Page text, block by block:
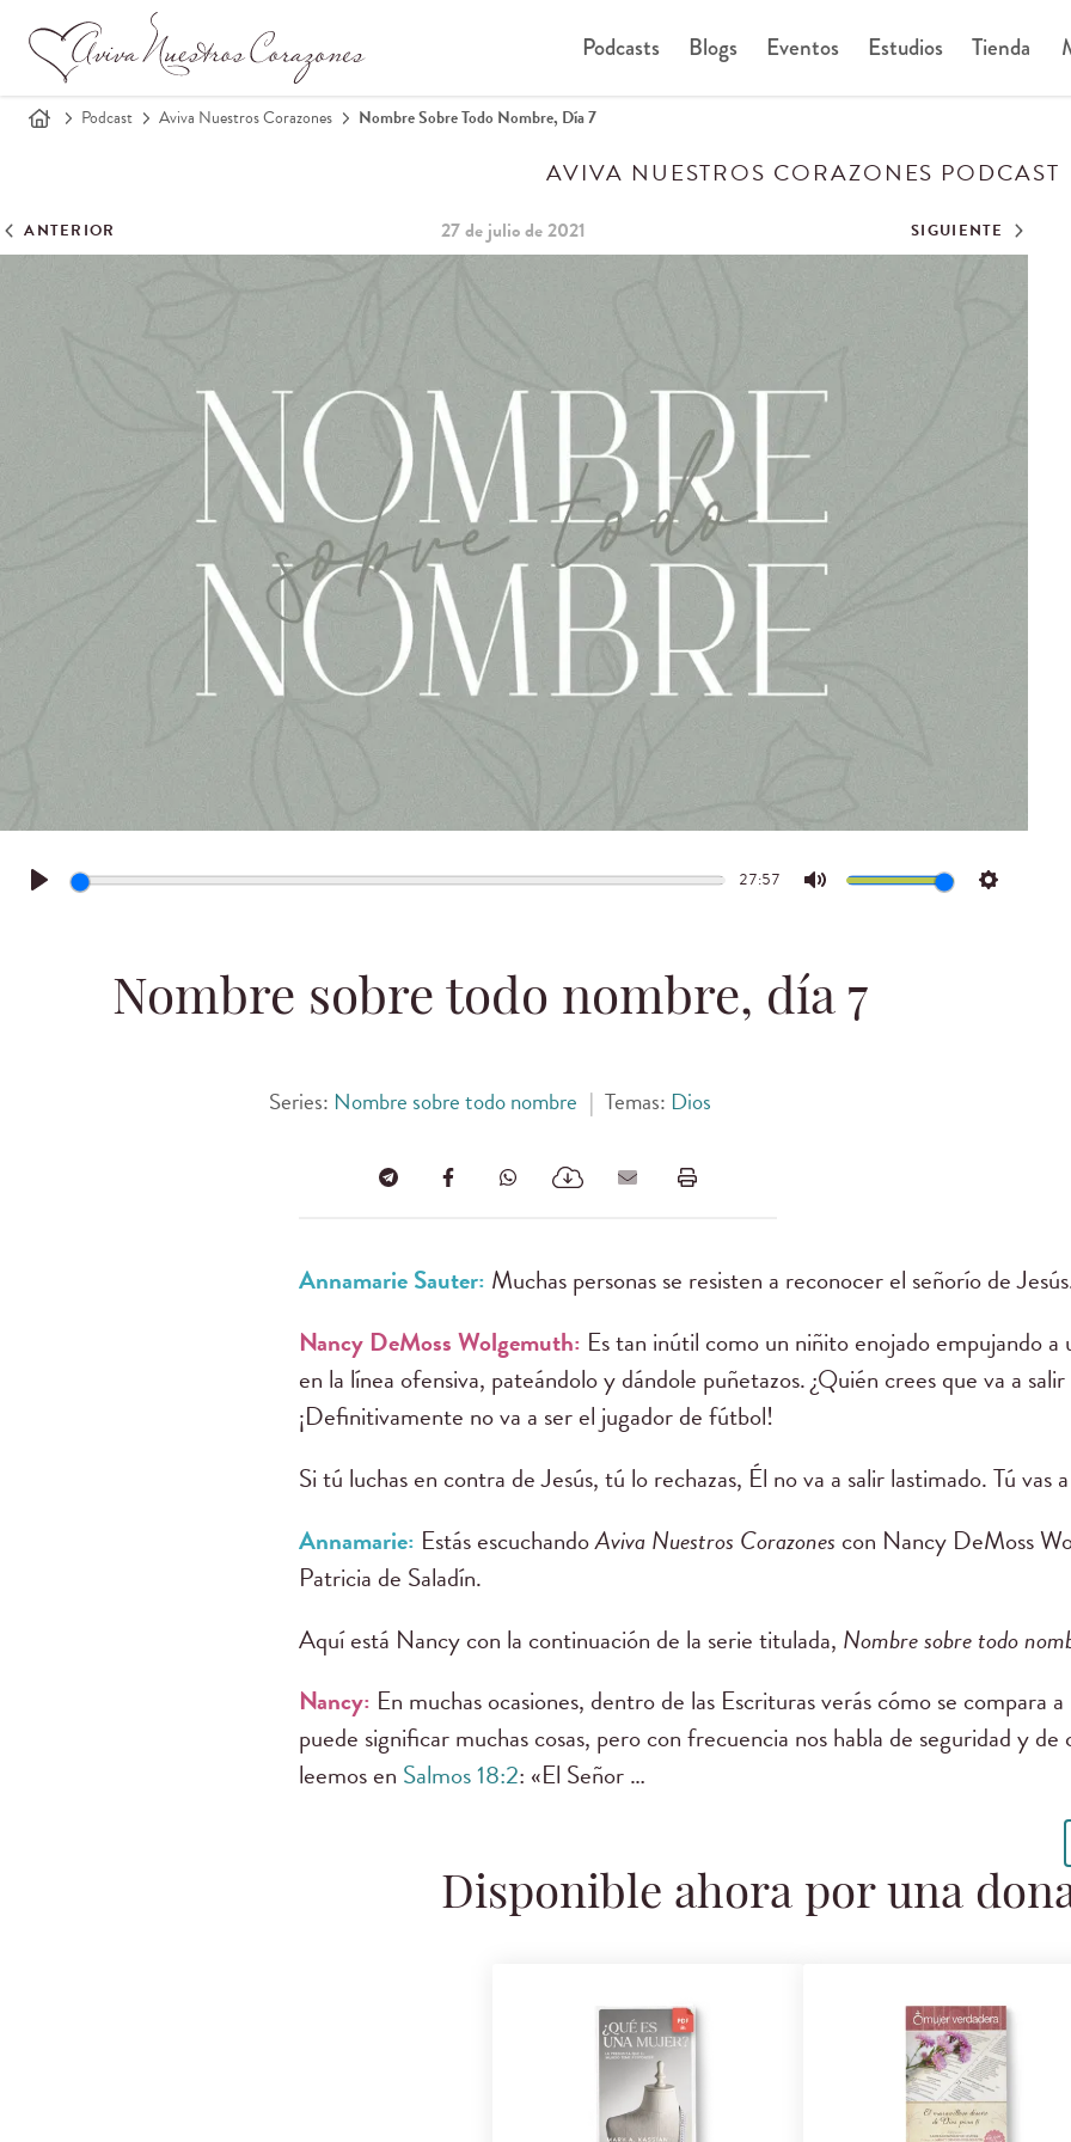
Podcasts Blogs Eventos Estudios Tienda
Podcast Aviva Nuestros Corazones Nombre Sobre Todo Nombre, Día 7
AVIVA NUESTROS CORAZONES PODCAST
ANTERIOR 27 de julio de 2021 SIGUIENTE
Play
27:57
Mute Settings
Nombre sobre todo nombre, día 7
Series: Nombre sobre todo nombre | Temas: Dios
Annamarie Sauter: Muchas personas se resisten a reconocer el señorío de
Nancy DeMoss Wolgemuth: Es tan inútil como un niñito enojado empujando a
en la línea ofensiva, pateándolo y dándole puñetazos. ¿Quién crees que va a
¡Definitivamente no va a ser el jugador de fútbol!
Si tú luchas en contra de Jesús, tú lo rechazas, Él no va a salir lastimado. Tú vas
Annamarie: Estás escuchandoAviva Nuestros Corazones con Nancy DeMoss
Patricia de Saladín.
Aquí está Nancy con la continuación de la serie titulada, Nombre sobre todo
Nancy: En muchas ocasiones, dentro de las Escrituras verás cómo se compara
puede significar muchas cosas, pero con frecuencia nos habla de seguridad y
leemos en Salmos 18:2: «El Señor …
Disponible ahora por una